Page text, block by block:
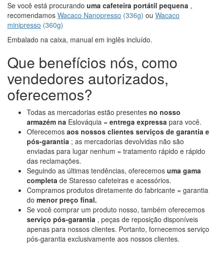
Se você está procurando uma cafeteira portátil pequena ,
recomendamos Wacaco Nanopresso (336g) ou Wacaco
minipresso (360g)
Embalado na caixa, manual em inglês incluído.
Que benefícios nós, como
vendedores autorizados,
oferecemos?
Todas as mercadorias estão presentes no nosso
armazém na Eslováquia = entrega expressa para você.
Oferecemos aos nossos clientes serviços de garantia e
pós-garantia ; as mercadorias devolvidas não são
enviadas para lugar nenhum = tratamento rápido e rápido
das reclamações.
Seguindo as últimas tendências, oferecemos uma gama
completa de Staresso cafeteiras e acessórios.
Compramos produtos diretamente do fabricante = garantia
do menor preço final.
Se você comprar um produto nosso, também oferecemos
serviço pós-garantia , peças de reposição disponíveis
apenas para nossos clientes. Portanto, fornecemos serviço
pós-garantia exclusivamente aos nossos clientes.